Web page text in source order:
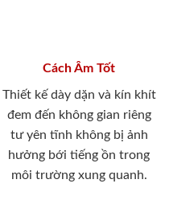
Cách Âm Tốt
Thiết kế dày dặn và kín khít
đem đến không gian riêng
tư yên tĩnh không bị ảnh
hưởng bới tiếng ồn trong
môi trường xung quanh.